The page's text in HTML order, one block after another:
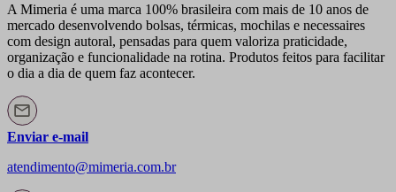
A Mimeria é uma marca 100% brasileira com mais de 10 anos de
mercado desenvolvendo bolsas, térmicas, mochilas e necessaires
com design autoral, pensadas para quem valoriza praticidade,
organização e funcionalidade na rotina. Produtos feitos para facilitar
o dia a dia de quem faz acontecer.
Enviar e-mail
atendimento@mimeria.com.br